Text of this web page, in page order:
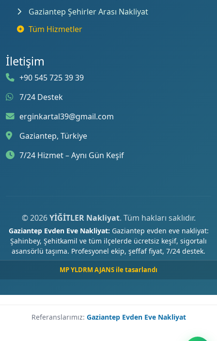
Gaziantep Şehirler Arası Nakliyat
Tüm Hizmetler
İletişim
+90 545 725 39 39
7/24 Destek
erginkartal39@gmail.com
Gaziantep, Türkiye
7/24 Hizmet – Aynı Gün Keşif
© 2026YİĞİTLER Nakliyat. Tüm hakları saklıdır.
Gaziantep Evden Eve Nakliyat: Gaziantep evden eve nakliyat:
Şahinbey, Şehitkamil ve tüm ilçelerde ücretsiz keşif, sigortalı
asansörlü taşıma. Profesyonel ekip, şeffaf fiyat, 7/24 destek.
MP YLDRM AJANS ile tasarlandı
Referanslarımız: Gaziantep Evden Eve Nakliyat